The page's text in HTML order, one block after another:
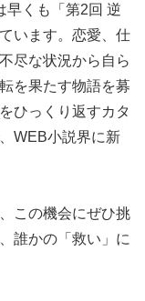
早くも「第2回 逆
います。恋愛、仕
尽な状況から自ら
を果たす物語を募
ひっくり返すカタ
WEB小説界に新
この機会にぜひ挑
誰かの「救い」に